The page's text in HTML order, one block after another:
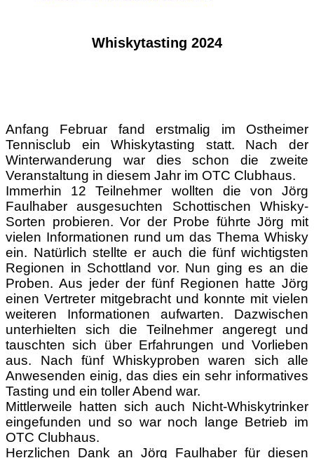
Whiskytasting 2024
Anfang Februar fand erstmalig im Ostheimer
Tennisclub ein Whiskytasting statt. Nach der
Winterwanderung war dies schon die zweite
Veranstaltung in diesem Jahr im OTC Clubhaus.
Immerhin 12 Teilnehmer wollten die von Jörg
Faulhaber ausgesuchten Schottischen Whisky-
Sorten probieren. Vor der Probe führte Jörg mit
vielen Informationen rund um das Thema Whisky
ein. Natürlich stellte er auch die fünf wichtigsten
Regionen in Schottland vor. Nun ging es an die
Proben. Aus jeder der fünf Regionen hatte Jörg
einen Vertreter mitgebracht und konnte mit vielen
weiteren Informationen aufwarten. Dazwischen
unterhielten sich die Teilnehmer angeregt und
tauschten sich über Erfahrungen und Vorlieben
aus. Nach fünf Whiskyproben waren sich alle
Anwesenden einig, das dies ein sehr informatives
Tasting und ein toller Abend war.
Mittlerweile hatten sich auch Nicht-Whiskytrinker
eingefunden und so war noch lange Betrieb im
OTC Clubhaus.
Herzlichen Dank an Jörg Faulhaber für diesen